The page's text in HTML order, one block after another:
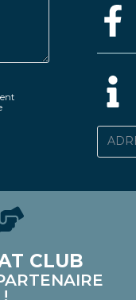
CLUB
!